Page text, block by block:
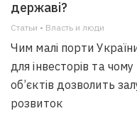
державі?
Статьи • Власть и люди
Чим малі порти
для інвесторів та
об’єктів дозволить
розвиток